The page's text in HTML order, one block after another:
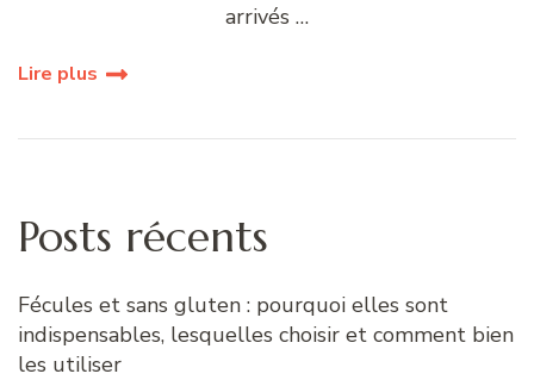
arrivés …
Lire plus
Posts récents
Fécules et sans gluten : pourquoi elles sont
indispensables, lesquelles choisir et comment bien
les utiliser